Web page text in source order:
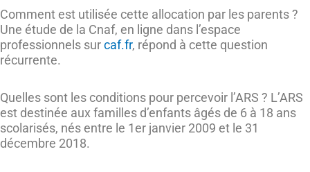
Comment est utilisée cette allocation par les parents ?
Une étude de la Cnaf, en ligne dans l’espace
professionnels surcaf.fr, répond à cette question
récurrente.
Quelles sont les conditions pour percevoir l’ARS ? L’ARS
est destinée aux familles d’enfants âgés de 6 à 18 ans
scolarisés, nés entre le 1er janvier 2009 et le 31
décembre 2018.